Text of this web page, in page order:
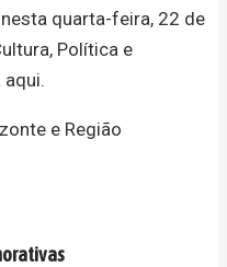
quarta-feira, 22 de
Política e
e Região